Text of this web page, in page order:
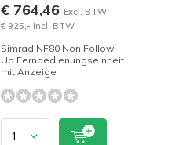
€ 764,46 Excl. BTW
€ 925,- Incl. BTW
Simrad NF80 Non Follow
Up Fernbedienungseinheit
mit Anzeige